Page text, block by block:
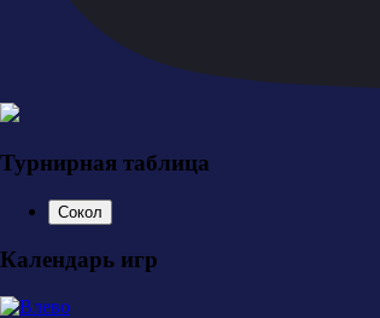
Турнирная таблица
Сокол
Календарь игр